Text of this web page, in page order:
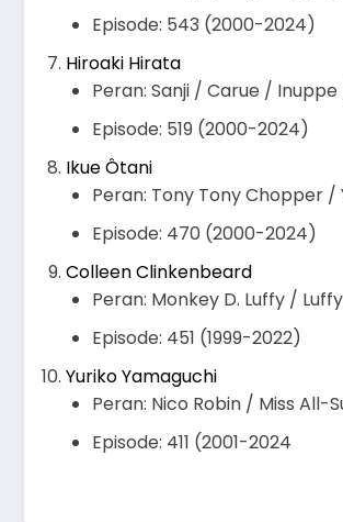
Episode: 543 (2000-2024)
Hiroaki Hirata
Peran: Sanji / Carue /
Episode: 519 (2000-2024)
Ikue Ôtani
Peran: Tony Tony Chopper
Episode: 470 (2000-2024)
Colleen Clinkenbeard
Peran: Monkey D. Luffy /
Episode: 451 (1999-2022)
Yuriko Yamaguchi
Peran: Nico Robin / Miss
Episode: 411 (2001-2024